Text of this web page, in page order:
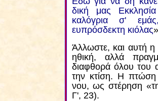
δική μας
καλόγρια σ'
ευπρόσδεκτη κιόλας
Άλλωστε, και αυτή
ηθική, αλλά
διαφθορά όλου του
την κτίση. Η πτώση
νου, ως στέρηση
Γ', 23).